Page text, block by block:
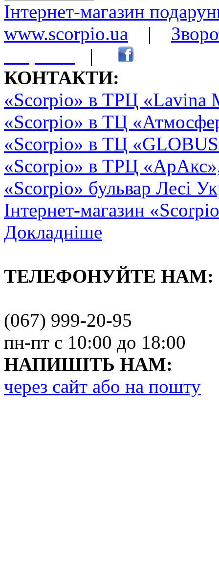
Інтернет-магазин
www.scorpio.ua |
|
КОНТАКТИ:
«Scorpio» в ТРЦ «Lavina
«Scorpio» в ТЦ
«Scorpio» в ТЦ
«Scorpio» в ТРЦ
«Scorpio» бульвар Лесі
Інтернет-магазин
Докладніше
ТЕЛЕФОНУЙТЕ НАМ:
(067) 999-20-95
пн-пт с 10:00 до 18:00
НАПИШІТЬ НАМ:
через сайт або на пошту